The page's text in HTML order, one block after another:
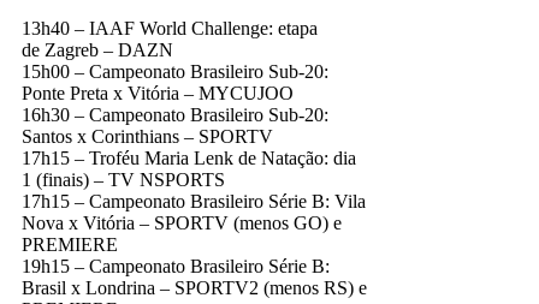
13h40 – IAAF World Challenge: etapa
de Zagreb – DAZN
15h00 – Campeonato Brasileiro Sub-20:
Ponte Preta x Vitória – MYCUJOO
16h30 – Campeonato Brasileiro Sub-20:
Santos x Corinthians – SPORTV
17h15 – Troféu Maria Lenk de Natação: dia
1 (finais) – TV NSPORTS
17h15 – Campeonato Brasileiro Série B: Vila
Nova x Vitória – SPORTV (menos GO) e
PREMIERE
19h15 – Campeonato Brasileiro Série B:
Brasil x Londrina – SPORTV2 (menos RS) e